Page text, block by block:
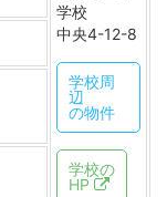
学校
中央4-12-8
学校周
辺
の物件
学校の
HP